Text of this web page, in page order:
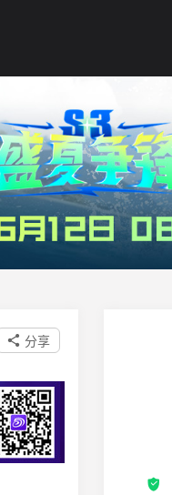
 分享
